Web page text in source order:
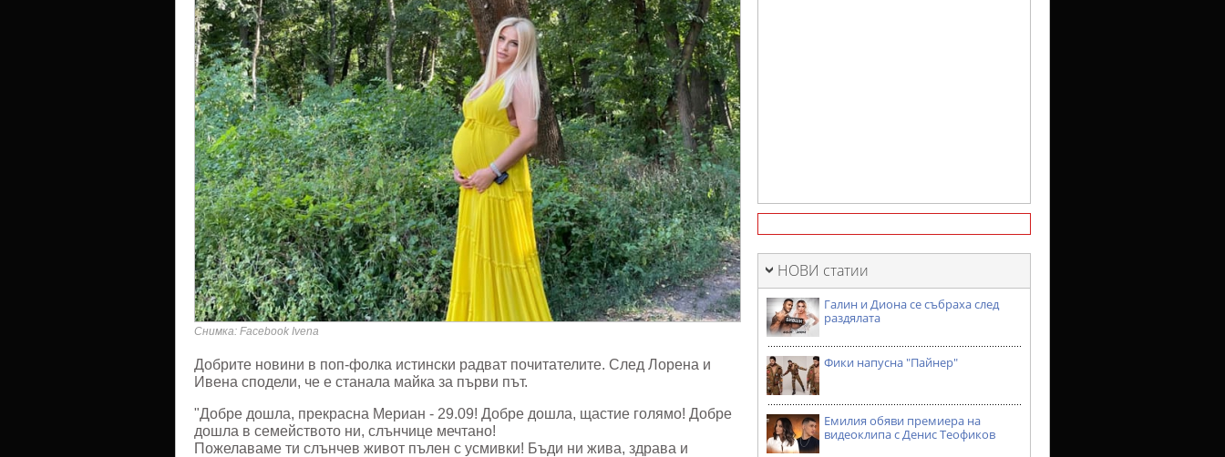
Снимка: Facebook Ivena
Добрите новини в поп-фолка истински радват почитателите. След Лорена и
Ивена сподели, че е станала майка за първи път.
"Добре дошла, прекрасна Мериан - 29.09! Добре дошла, щастие голямо! Добре
дошла в семейството ни, слънчице мечтано!
Пожелаваме ти слънчев живот пълен с усмивки! Бъди ни жива, здрава и
НОВИ статии
Галин и Диона се събраха след
раздялата
Фики напусна "Пайнер"
Емилия обяви премиера на
видеоклипа с Денис Теофиков